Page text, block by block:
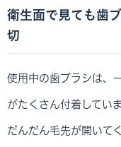
衛生面で見ても歯
切
使用中の歯ブラシは、
がたくさん付着していま
だんだん毛先が開いて